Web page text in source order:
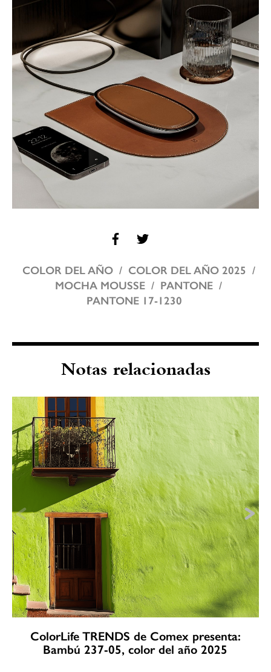
COLOR DEL AÑO
COLOR DEL AÑO 2025
MOCHA MOUSSE
PANTONE
PANTONE 17-1230
Notas relacionadas
ColorLife TRENDS de Comex presenta:
Bambú 237-05, color del año 2025